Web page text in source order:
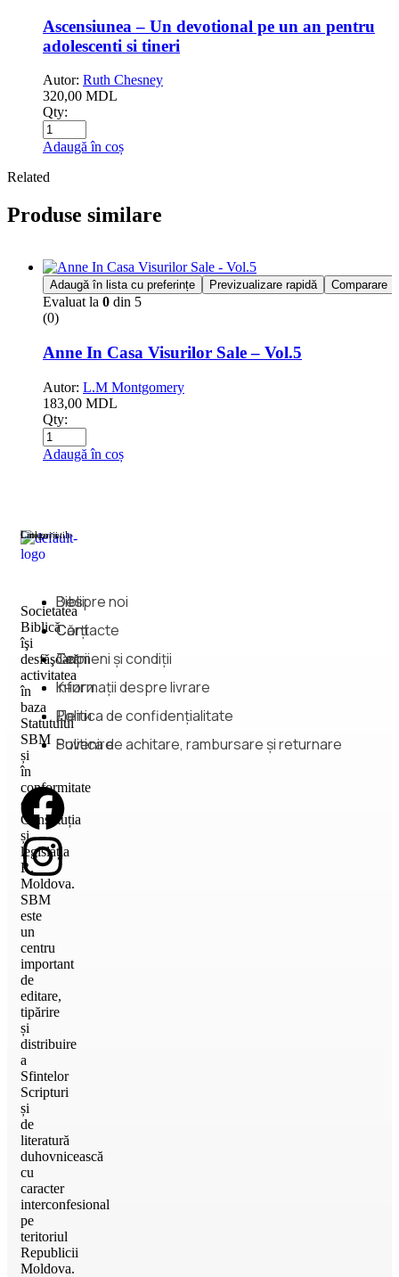
Ascensiunea – Un devotional pe un an pentru
adolescenti si tineri
Autor: Ruth Chesney
320,00 MDL
Qty:
Adaugă în coș
Related
Produse similare
Adaugă în lista cu preferințe Previzualizare rapidă Comparare
Evaluat la 0 din 5
(0)
Anne In Casa Visurilor Sale – Vol.5
Autor: L.M Montgomery
183,00 MDL
Qty:
Adaugă în coș
Societatea
Biblică
îşi
desfăşoară
activitatea
în
baza
Statutului
SBM
și
în
conformitate
cu
Constituția
și
legislația
R.
Moldova.
SBM
este
un
centru
important
de
editare,
tipărire
și
distribuire
a
Sfintelor
Scripturi
și
de
literatură
duhovnicească
cu
caracter
interconfesional
pe
teritoriul
Republicii
Moldova.
Categorii
Biblii
Cărți
Copii
Книги
Дети
Suvenire
Linkuri utile
Despre noi
Contacte
Termeni și condiții
Informații despre livrare
Politica de confidențialitate
Politica de achitare, rambursare și returnare